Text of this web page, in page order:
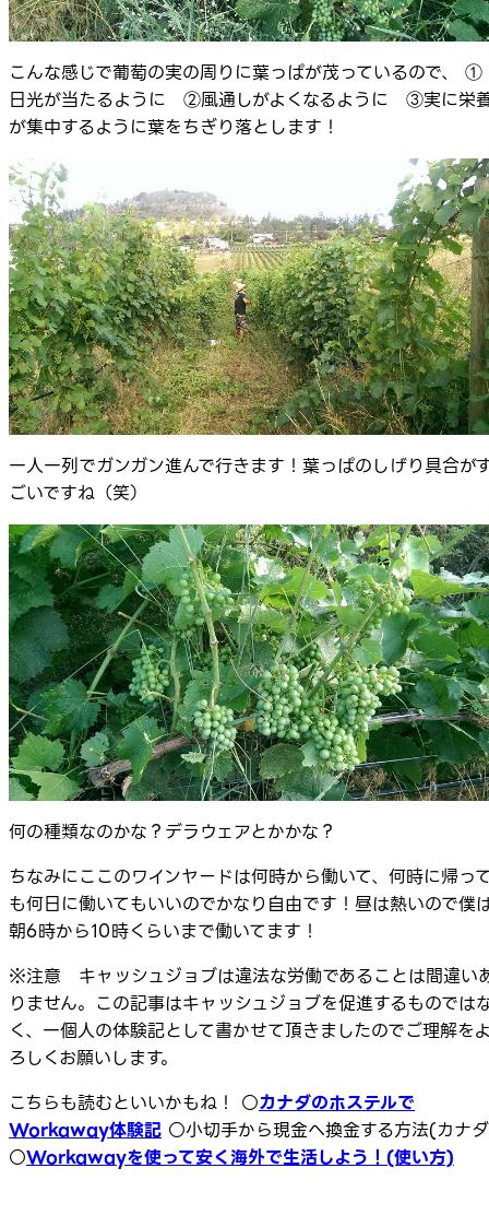
こんな感じで葡萄の実の周りに葉っぱが茂っているので、 ①
日光が当たるように ②風通しがよくなるように ③実に栄
が集中するように葉をちぎり落とします！
一人一列でガンガン進んで行きます！葉っぱのしげり具合が
ごいですね（笑）
何の種類なのかな？デラウェアとかかな？
ちなみにここのワインヤードは何時から働いて、何時に帰っ
も何日に働いてもいいのでかなり自由です！昼は熱いので僕
朝6時から10時くらいまで働いてます！
※注意 キャッシュジョブは違法な労働であることは間違い
りません。この記事はキャッシュジョブを促進するものでは
く、一個人の体験記として書かせて頂きましたのでご理解を
ろしくお願いします。
こちらも読むといいかもね！ ○カナダのホステルで
Workaway体験記 ○小切手から現金へ換金する方法(カナ
○Workawayを使って安く海外で生活しよう！(使い方)